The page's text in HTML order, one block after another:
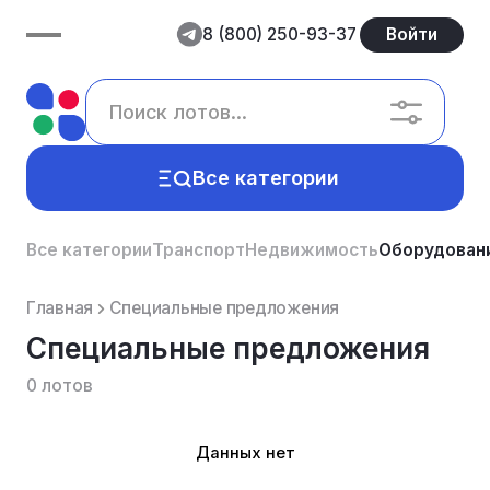
8 (800) 250-93-37 Войти
Все категории
Все категорииТранспортНедвижимость
Главная Специальные предложения
Специальные предложения
0 лотов
Данных нет